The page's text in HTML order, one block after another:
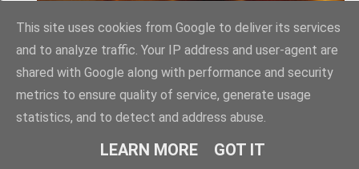
This site uses cookies from Google to deliver its services
and to analyze traffic. Your IP address and user-agent are
shared with Google along with performance and security
metrics to ensure quality of service, generate usage
statistics, and to detect and address abuse.
LEARN MORE GOT IT